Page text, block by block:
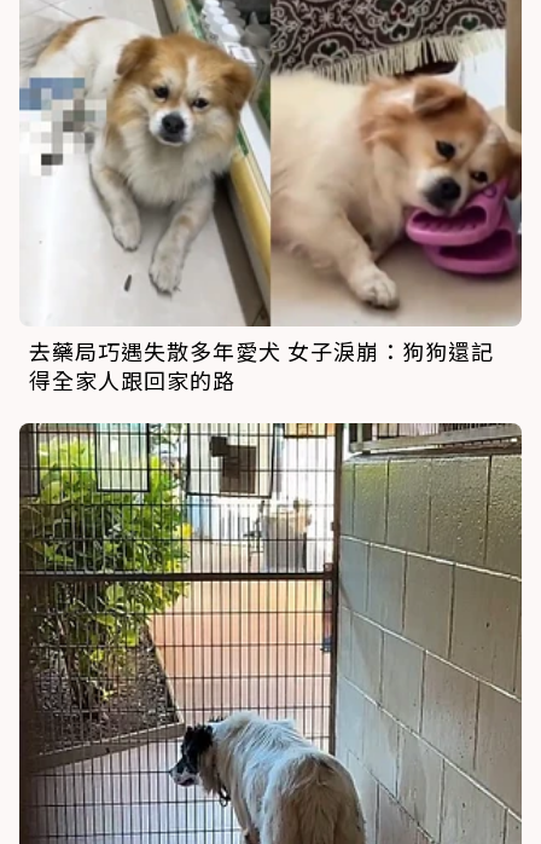
去藥局巧遇失散多年愛犬 女子淚崩：狗狗還記
得全家人跟回家的路